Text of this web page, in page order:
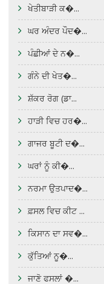
ਖੇਤੀਬਾੜੀ ਕ�...
ਘਰ ਅੰਦਰ ਪੌਦ�...
ਪੰਛੀਆਂ ਦੇ ਨ�...
ਗੰਨੇ ਦੀ ਖੇਤ�...
ਸ਼ੱਕਰ ਰੋਗ (ਡਾ...
ਹਾੜੀ ਵਿਚ ਹਰ�...
ਗਾਜਰ ਬੂਟੀ ਦ�...
ਘਰਾਂ ਨੂੰ ਕੀ�...
ਨਰਮਾ ਉਤਪਾਦ�...
ਫ਼ਸਲ ਵਿਚ ਕੀਟ ...
ਕਿਸਾਨ ਦਾ ਸਵ�...
ਕੁੱਤਿਆਂ ਨੂ�...
ਜਾਣੋ ਫਸਲਾਂ �...